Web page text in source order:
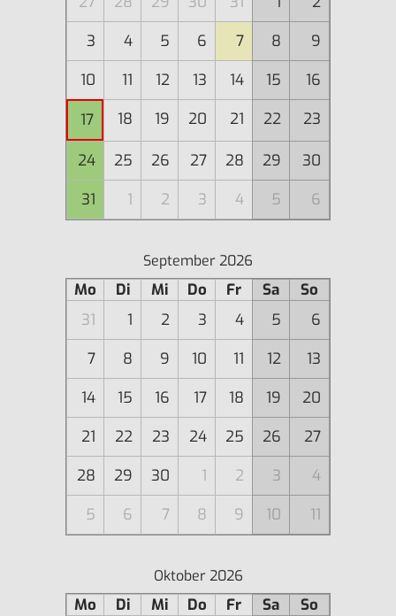
3
4 5 6 7 8
9
10
11 12 13 14 15
16
17
18 19 20 21 22 23
24 25 26 27 28 29
30
31
1 2 3 4 5 6
September 2026
Mo Di Mi Do Fr Sa
So
31
1 2 3 4 5
6
7
8 9 10 11 12
13
14
15 16 17 18 19
20
21
22 23 24 25 26
27
28
29 30 1 2 3
4
5
6 7 8 9 10 11
Oktober 2026
Mo Di Mi Do Fr Sa
So